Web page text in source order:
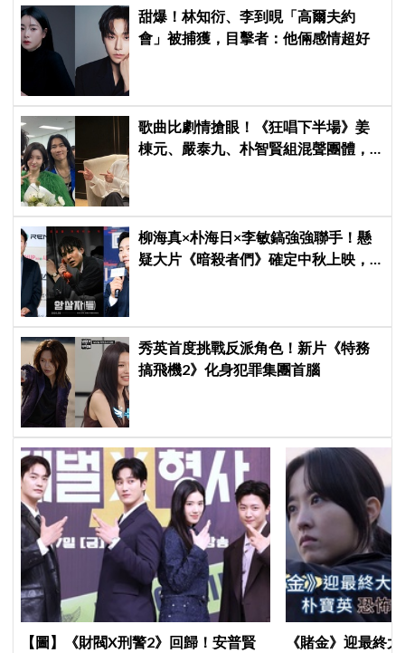
甜爆！林知衍、李到晛「高爾夫約
會」被捕獲，目擊者：他倆感情超好
歌曲比劇情搶眼！《狂唱下半場》姜
棟元、嚴泰九、朴智賢組混聲團體，
柳海真×朴海日×李敏鎬強強聯手！懸
疑大片《暗殺者們》確定中秋上映，
秀英首度挑戰反派角色！新片《特務
搞飛機2》化身犯罪集團首腦
【圖】《財閥X刑警2》回歸！安普賢
《賭金》迎最終